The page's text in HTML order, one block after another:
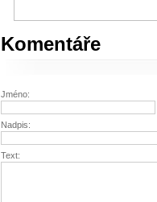
Komentáře
Jméno:
Nadpis:
Text: